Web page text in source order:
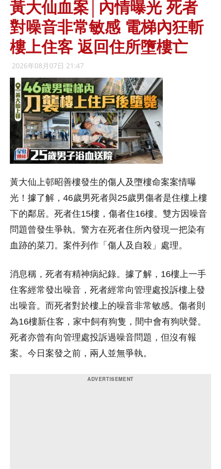
黃大仙血案│內情曝光 死者
對噪音非常敏感 電梯內狂斬
樓上住客 返回住所墮樓亡
2026年08月07日 21:47
黃大仙上邨昭善樓發生的傷人及墮樓命案案情曝
光！據了解，46歲男死者與25歲男傷者是住樓上樓
下的鄰居。死者住15樓，傷者住16樓。雙方因噪音
問題曾發生爭執。警方在死者住所內發現一把染有
血跡的菜刀。案件列作「傷人及自殺」處理。
消息稱，死者有精神病紀錄。據了解，16樓上一手
住客經常發出噪音，死者經常向管理處投訴樓上發
出噪音。而死者對於樓上的噪音非常敏感。傷者則
為16樓新住客，家中飼有狗隻，間中會有狗吠聲。
死者亦曾有向管理處投訴過噪音問題，但沒有報
案。今日案發之前，兩人並無爭執。